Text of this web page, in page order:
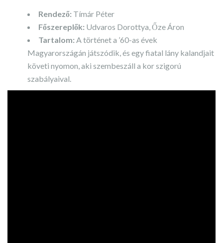
Rendező: Tímár Péter
Főszereplők: Udvaros Dorottya, Őze Áron
Tartalom: A történet a ’60-as évek
Magyarországán játszódik, és egy fiatal lány kalandjait
követi nyomon, aki szembeszáll a kor szigorú
szabályaival.